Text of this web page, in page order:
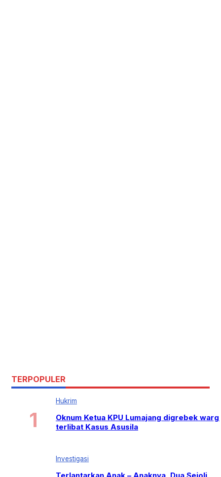
TERPOPULER
Hukrim
Oknum Ketua KPU Lumajang digrebek
terlibat Kasus Asusila
Investigasi